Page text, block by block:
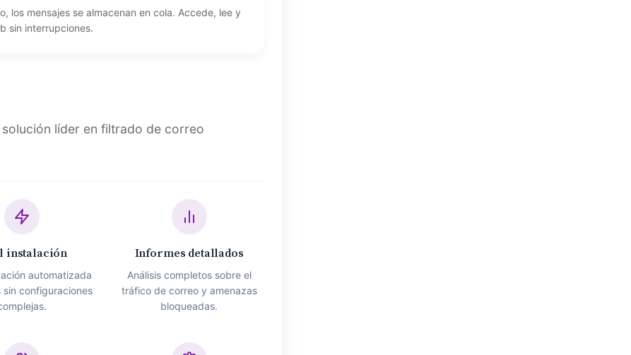
los mensajes se almacenan en cola. Accede, lee y
sin interrupciones.
líder en filtrado de correo
instalación
automatizada
sin configuraciones
Informes detallados
Análisis completos sobre el
tráfico de correo y amenazas
bloqueadas.